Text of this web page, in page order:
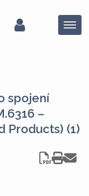
Menu
spojení
–
Products) (1)